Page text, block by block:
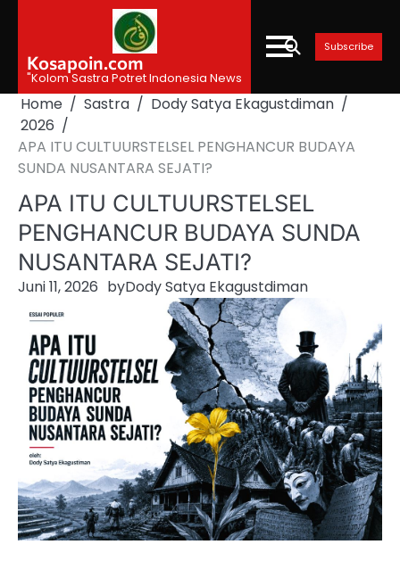
contentKosapoin.com
"Kolom Sastra Potret Indonesia News
Subscribe
Home Sastra
Dody Satya Ekagustdiman
2026
APA ITU CULTUURSTELSEL PENGHANCUR BUDAYA
SUNDA NUSANTARA SEJATI?
APA ITU CULTUURSTELSEL
PENGHANCUR BUDAYA SUNDA
NUSANTARA SEJATI?
Juni 11, 2026 byDody Satya Ekagustdiman